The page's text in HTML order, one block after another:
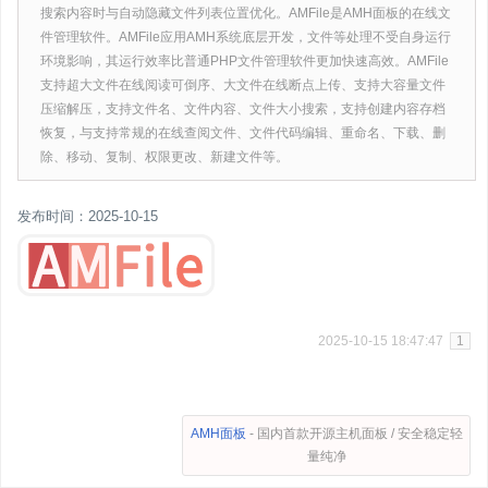
搜索内容时与自动隐藏文件列表位置优化。AMFile是AMH面板的在线文
件管理软件。AMFile应用AMH系统底层开发，文件等处理不受自身运行
环境影响，其运行效率比普通PHP文件管理软件更加快速高效。AMFile
支持超大文件在线阅读可倒序、大文件在线断点上传、支持大容量文件
压缩解压，支持文件名、文件内容、文件大小搜索，支持创建内容存档
恢复，与支持常规的在线查阅文件、文件代码编辑、重命名、下载、删
除、移动、复制、权限更改、新建文件等。
发布时间：2025-10-15
2025-10-15 18:47:47 1
AMH面板 - 国内首款开源主机面板 / 安全稳定轻
量纯净